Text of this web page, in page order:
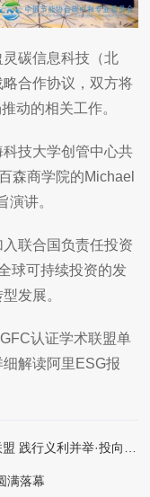
碳信息科技（北
合作协议，双方将
动的相关工作。
技大学创管中心共
森商学院的Michael
演讲。
联合国负责任投资
球可持续投资的发
发展。
认证学术联盟单
解读阿里ESG报
满落幕